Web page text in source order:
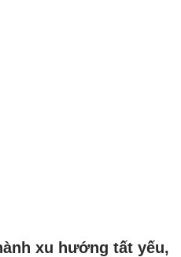
xu hướng tất yếu,